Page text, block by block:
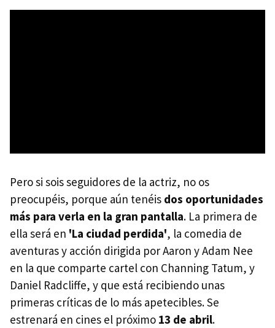
Pero si sois seguidores de la actriz, no os
preocupéis, porque aún tenéis dos oportunidades
más para verla en la gran pantalla. La primera de
ella será en 'La ciudad perdida', la comedia de
aventuras y acción dirigida por Aaron y Adam Nee
en la que comparte cartel con Channing Tatum, y
Daniel Radcliffe, y que está recibiendo unas
primeras críticas de lo más apetecibles. Se
estrenará en cines el próximo 13 de abril.